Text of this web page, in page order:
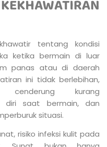
tentang kondisi
ketika bermain di luar
panas atau di daerah
ini tidak berlebihan,
cenderung kurang
diri saat bermain, dan
situasi.
risiko infeksi kulit pada